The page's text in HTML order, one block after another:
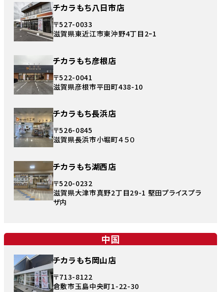
チカラもち八日市店
〒527-0033
滋賀県東近江市東沖野4丁目2ｰ1
チカラもち彦根店
〒522-0041
滋賀県彦根市平田町438-10
チカラもち長浜店
〒526-0845
滋賀県長浜市小堀町４５０
チカラもち湖西店
〒520-0232
滋賀県大津市真野2丁目29-1 堅田プライスプラ
ザ内
中国
チカラもち岡山店
〒713-8122
倉敷市玉島中央町1-22-30